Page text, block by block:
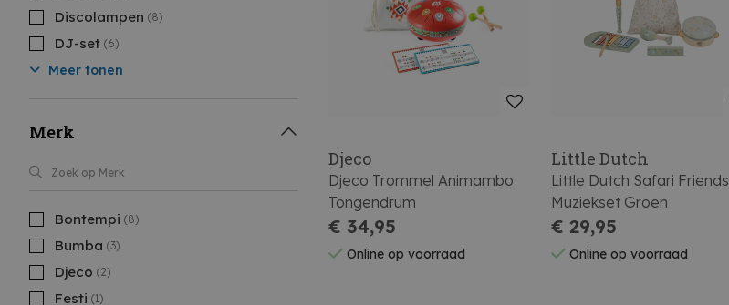
Discolampen (8)
DJ-set (6)
Meer tonen
Merk
Bontempi (8)
Bumba (3)
Djeco (2)
Festi (1)
Djeco
Djeco Trommel Animambo
Tongendrum
€ 34,95
Online op voorraad
Little Dutch
Little Dutch Safari Friends
Muziekset Groen
€ 29,95
Online op voorraad